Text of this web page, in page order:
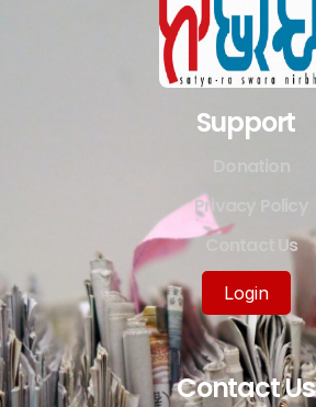
Support
Privacy Policy
Contact Us
Login
Contact Us